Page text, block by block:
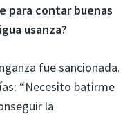
para contar buenas
usanza?
fue sancionada.
“Necesito batirme
la